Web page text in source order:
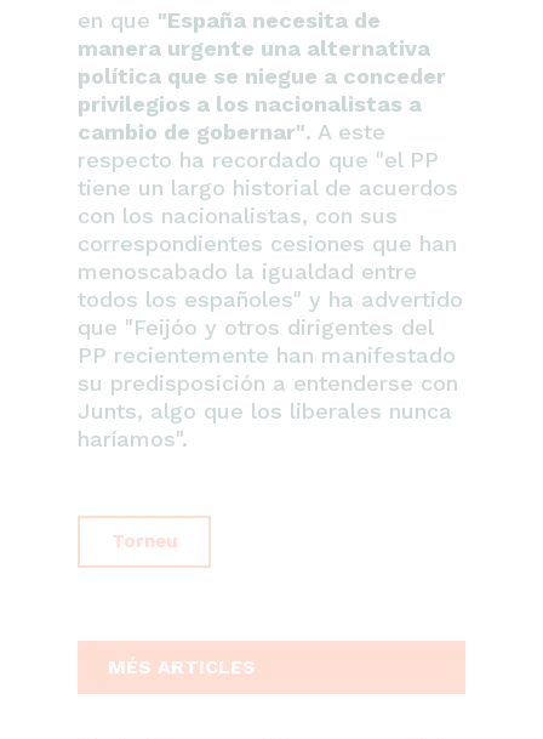
en que "España necesita de
manera urgente una alternativa
política que se niegue a conceder
privilegios a los nacionalistas a
cambio de gobernar". A este
respecto ha recordado que "el PP
tiene un largo historial de acuerdos
con los nacionalistas, con sus
correspondientes cesiones que han
menoscabado la igualdad entre
todos los españoles" y ha advertido
que "Feijóo y otros dirigentes del
PP recientemente han manifestado
su predisposición a entenderse con
Junts, algo que los liberales nunca
haríamos".
Torneu
MÉS ARTICLES